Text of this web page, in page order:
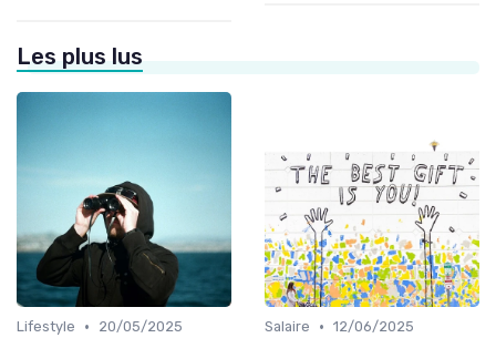
Les plus lus
Lifestyle •
20/05/2025
Salaire • 12/06/2025